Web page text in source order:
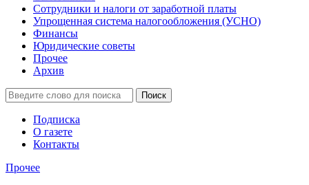
Сотрудники и налоги от заработной платы
Упрощенная система налогообложения (УСНО)
Финансы
Юридические советы
Прочее
Архив
Подписка
О газете
Контакты
Прочее